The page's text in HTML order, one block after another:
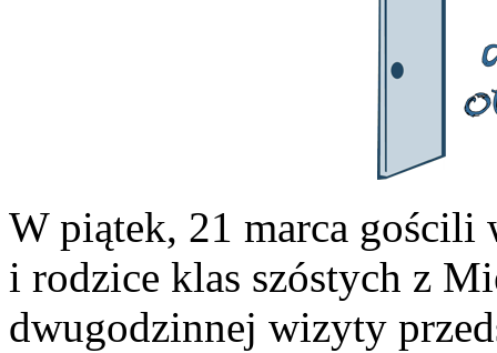
W piątek, 21 marca gościli
i rodzice klas szóstych z
dwugodzinnej wizyty